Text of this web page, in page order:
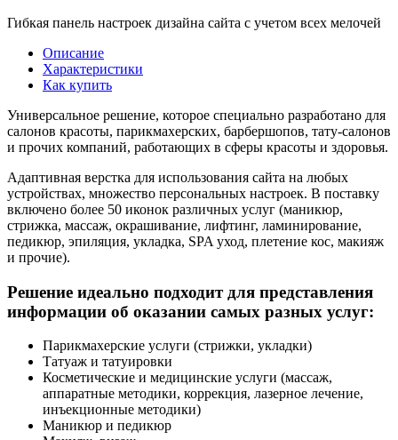
Гибкая панель настроек дизайна сайта с учетом всех мелочей
Описание
Характеристики
Как купить
Универсальное решение, которое специально разработано для
салонов красоты, парикмахерских, барбершопов, тату-салонов
и прочих компаний, работающих в сферы красоты и здоровья.
Адаптивная верстка для использования сайта на любых
устройствах, множество персональных настроек. В поставку
включено более 50 иконок различных услуг (маникюр,
стрижка, массаж, окрашивание, лифтинг, ламинирование,
педикюр, эпиляция, укладка, SPA уход, плетение кос, макияж
и прочие).
Решение идеально подходит для представления
информации об оказании самых разных услуг:
Парикмахерские услуги (стрижки, укладки)
Татуаж и татуировки
Косметические и медицинские услуги (массаж,
аппаратные методики, коррекция, лазерное лечение,
инъекционные методики)
Маникюр и педикюр